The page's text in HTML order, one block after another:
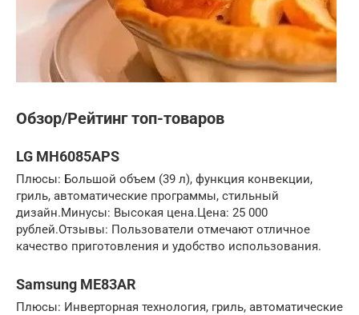
Обзор/Рейтинг топ-товаров
LG MH6085APS
Плюсы: Большой объем (39 л), функция конвекции,
гриль, автоматические программы, стильный
дизайн.Минусы: Высокая цена.Цена: 25 000
рублей.Отзывы: Пользователи отмечают отличное
качество приготовления и удобство использования.
Samsung ME83AR
Плюсы: Инверторная технология, гриль, автоматические